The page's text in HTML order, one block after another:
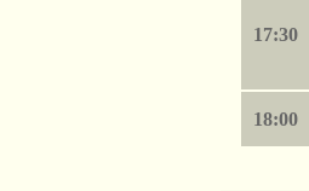
17:30
18:00